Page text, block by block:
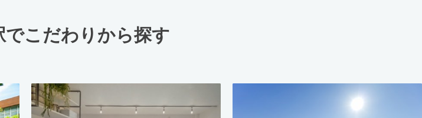
でこだわりから探す